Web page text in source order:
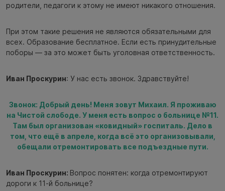
родители, педагоги к этому не имеют никакого отношения.
При этом такие решения не являются обязательными для
всех. Образование бесплатное. Если есть принудительные
поборы — за это может быть уголовная ответственность.
Иван Проскурин: У нас есть звонок. Здравствуйте!
Звонок: Добрый день! Меня зовут Михаил. Я проживаю
на Чистой слободе. У меня есть вопрос о больнице №11.
Там был организован «ковидный» госпиталь. Дело в
том, что ещё в апреле, когда всё это организовывали,
обещали отремонтировать все подъездные пути.
Иван Проскурин: Вопрос понятен: когда отремонтируют
дороги к 11-й больнице?